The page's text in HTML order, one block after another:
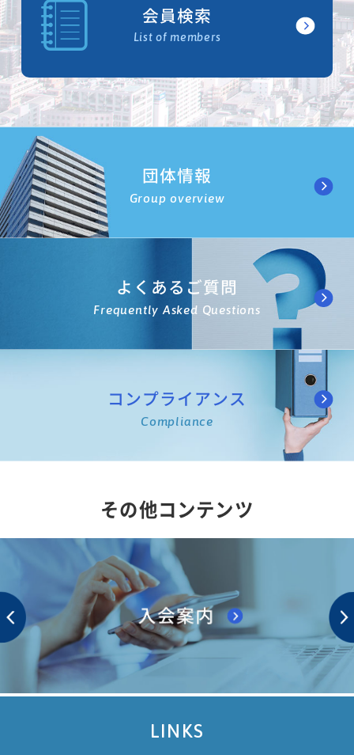
会員検索
List of members
団体情報
Group overview
よくあるご質問
Frequently Asked Questions
コンプライアンス
Compliance
その他コンテンツ
LINKS